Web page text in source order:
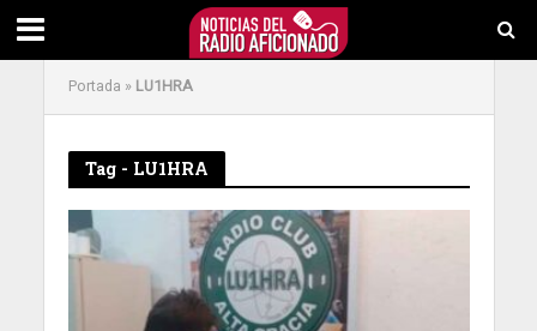
Portada » LU1HRA
Tag - LU1HRA